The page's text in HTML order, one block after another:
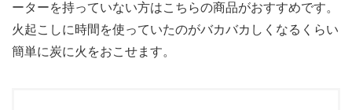
ーターを持っていない方はこちらの商品がおすすめです。
火起こしに時間を使っていたのがバカバカしくなるくらい
簡単に炭に火をおこせます。